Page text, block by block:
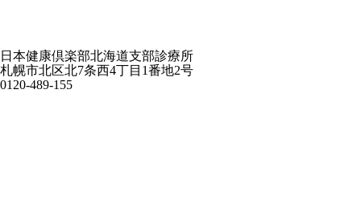
日本健康倶楽部北海道支部診療所
札幌市北区北7条西4丁目1番地2号
0120-489-155